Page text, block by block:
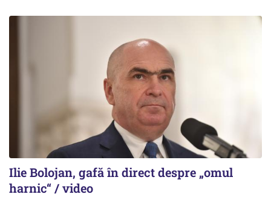
Ilie Bolojan, gafă în direct despre „omul
harnic“ / video